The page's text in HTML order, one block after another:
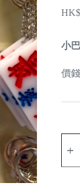
HK$
小
價
佳